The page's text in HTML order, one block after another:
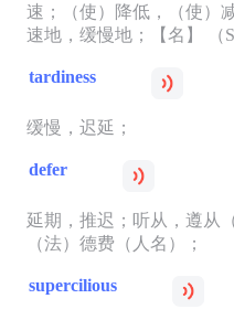
速；（使）降低，（使）
速地，缓慢地；【名】 （
tardiness
缓慢，迟延；
defer
延期，推迟；听从，遵从
（法）德费（人名）；
supercilious